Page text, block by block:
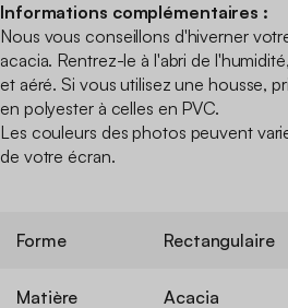
Informations complémentaires :
Nous vous conseillons d'hiverner
acacia. Rentrez-le à l'abri de
et aéré. Si vous utilisez une housse,
en polyester à celles en PVC.
Les couleurs des photos peuvent
de votre écran.
Forme Rectangulaire
Matière Acacia